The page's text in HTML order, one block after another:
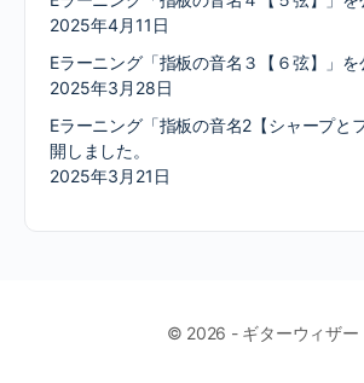
2025年4月11日
Eラーニング「指板の音名３【６弦】」を
2025年3月28日
Eラーニング「指板の音名2【シャープと
開しました。
2025年3月21日
© 2026 - ギターウィザー